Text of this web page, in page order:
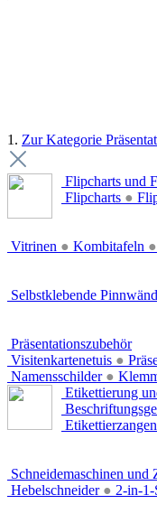
1. Zur Kategorie
Flipcharts und
Flipcharts ●
Vitrinen ● Kombitafeln ●
Selbstklebende
Präsentationszubehör
Visitenkartenetuis ●
Namensschilder ●
Etikettierung
Etikettierzangen
Schneidemaschinen und
Hebelschneider ● 2-in-1-